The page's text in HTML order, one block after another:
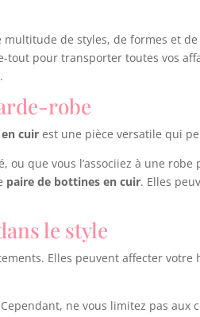
multitude de styles, de formes et
pour transporter toutes vos
robe
cuir est une pièce versatile qui
que vous l’associiez à une
paire de bottines en cuir. Elles
le style
Elles peuvent affecter
ne vous limitez pas aux